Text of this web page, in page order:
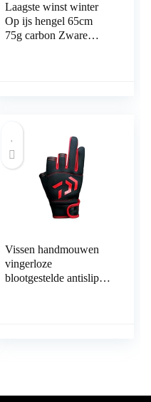
Laagste winst winter
Op ijs hengel 65cm
75g carbon Zware
Vissen handmouwen
vingerloze
blootgestelde antislip